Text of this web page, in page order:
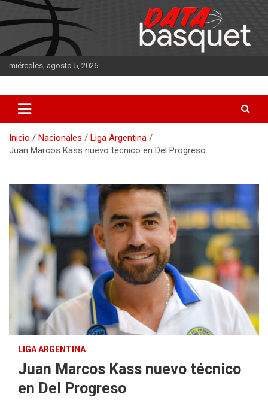
Saltar
al
contenido
miércoles, agosto 5, 2026
DATA Basquet
Inicio Nacionales
Liga Argentina
Juan Marcos Kass nuevo técnico en Del Progreso
LIGA ARGENTINA
Juan Marcos Kass nuevo técnico
en Del Progreso